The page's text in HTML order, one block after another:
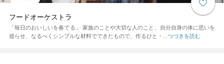
フードオーケストラ
「毎日のおいしいを奏でる」 家族のことや大切な人のこと、自分自身の体に思いを
巡らせ、なるべくシンプルな材料でできたもので、作るひと・... つづきを読む